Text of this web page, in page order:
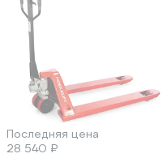
Последняя цена
28 540 ₽